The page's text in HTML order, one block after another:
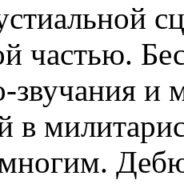
частью.
звучания
в
многим.